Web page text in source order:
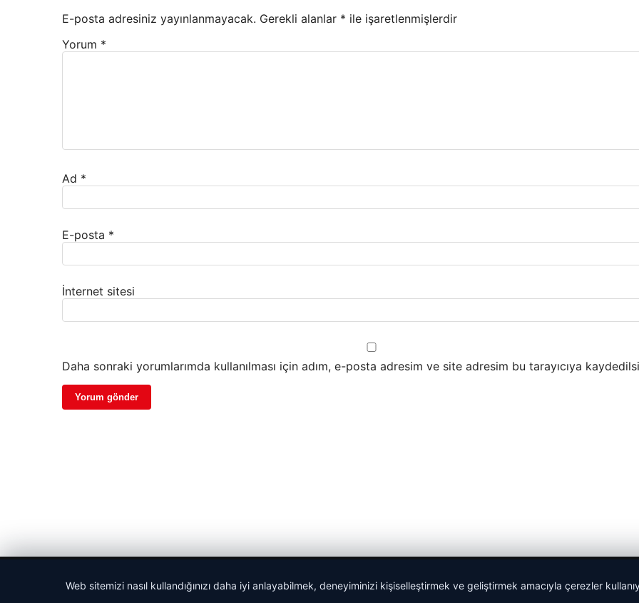
E-posta adresiniz yayınlanmayacak. Gerekli alanlar * ile işaretlenmişlerdir
Yorum *
Ad *
E-posta *
İnternet sitesi
Daha sonraki yorumlarımda kullanılması için adım, e-posta adresim ve site adresim bu tarayıcıya
Web sitemizi nasıl kullandığınızı daha iyi anlayabilmek, deneyiminizi kişiselleştirmek ve geliştirmek amacıyla çerezler